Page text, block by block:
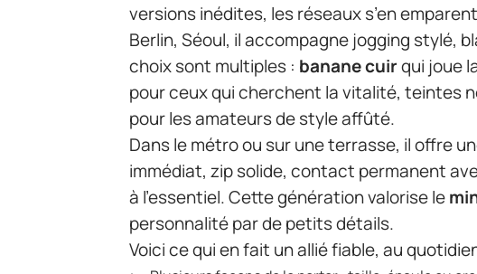
versions inédites, les réseaux s’en
Berlin, Séoul, il accompagne jogging stylé,
choix sont multiples : banane cuirqui joue
pour ceux qui cherchent la vitalité, teintes
pour les amateurs de style affûté.
Dans le métro ou sur une terrasse, il offre
immédiat, zip solide, contact permanent
à l’essentiel. Cette génération valorise le
personnalité par de petits détails.
Voici ce qui en fait un allié fiable, au